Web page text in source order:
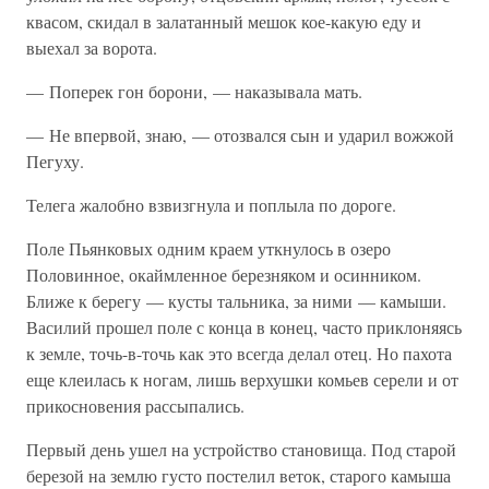
квасом, скидал в залатанный мешок кое-какую еду и
выехал за ворота.
— Поперек гон борони, — наказывала мать.
— Не впервой, знаю, — отозвался сын и ударил вожжой
Пегуху.
Телега жалобно взвизгнула и поплыла по дороге.
Поле Пьянковых одним краем уткнулось в озеро
Половинное, окаймленное березняком и осинником.
Ближе к берегу — кусты тальника, за ними — камыши.
Василий прошел поле с конца в конец, часто приклоняясь
к земле, точь-в-точь как это всегда делал отец. Но пахота
еще клеилась к ногам, лишь верхушки комьев серели и от
прикосновения рассыпались.
Первый день ушел на устройство становища. Под старой
березой на землю густо постелил веток, старого камыша